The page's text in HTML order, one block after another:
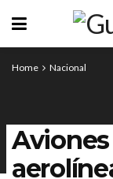
Home Nacional